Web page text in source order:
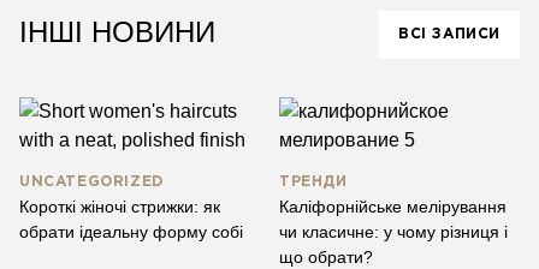
ІНШІ НОВИНИ ВСІ ЗАПИСИ
UNCATEGORIZED
Короткі жіночі стрижки: як
обрати ідеальну форму собі
ТРЕНДИ
Каліфорнійське мелірування
чи класичне: у чому різниця і
що обрати?